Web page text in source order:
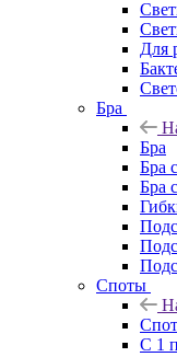
Для
Бра
Бра
Бра
Бра
Споты
С 1